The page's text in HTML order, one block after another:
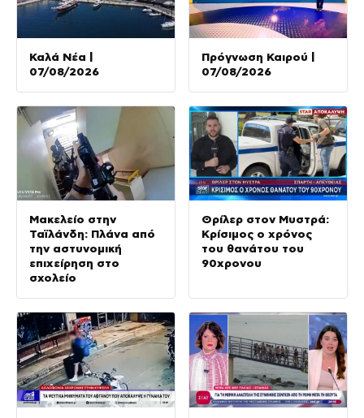
Καλά Νέα |
07/08/2026
Πρόγνωση Καιρού |
07/08/2026
Μακελείο στην
Ταϊλάνδη: Πλάνα από
την αστυνομική
επιχείρηση στο
σχολείο
Θρίλερ στον Μυστρά:
Κρίσιμος ο χρόνος
του θανάτου του
90χρονου